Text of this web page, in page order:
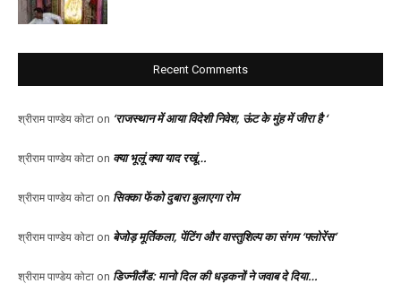
Recent Comments
श्रीराम पाण्डेय कोटा on ‘राजस्थान में आया विदेशी निवेश, ऊंट के मुंह में जीरा है ‘
श्रीराम पाण्डेय कोटा on क्या भूलूं क्या याद रखूं…
श्रीराम पाण्डेय कोटा on सिक्का फेंको दुबारा बुलाएगा रोम
श्रीराम पाण्डेय कोटा on बेजोड़ मूर्तिकला, पेंटिंग और वास्तुशिल्प का संगम ‘फ्लोरेंस’
श्रीराम पाण्डेय कोटा on डिज्नीलैंड: मानो दिल की धड़कनों ने जवाब दे दिया…